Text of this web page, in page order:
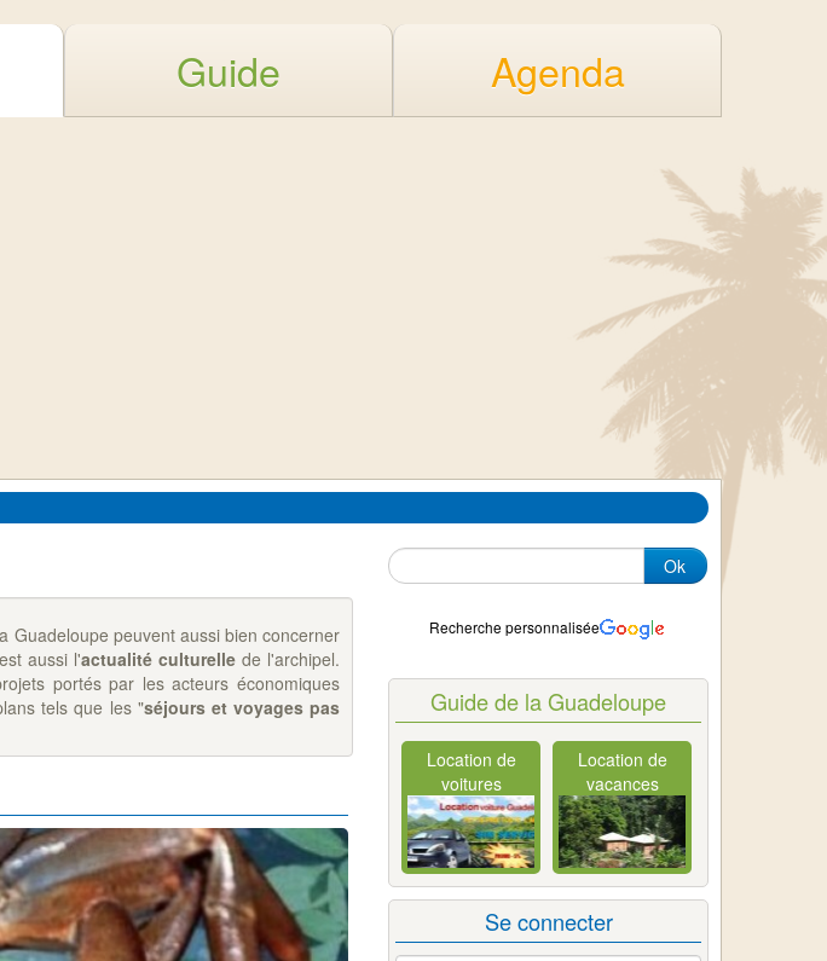
Guide Agenda
Guadeloupe peuvent aussi bien concerner
aussi l'actualité culturellede l'archipel.
portés par les acteurs économiques
tels que les "séjours et voyages pas
Ok
Recherche personnalisée
Guide de la Guadeloupe
Location de
voitures
Location de
vacances
Se connecter